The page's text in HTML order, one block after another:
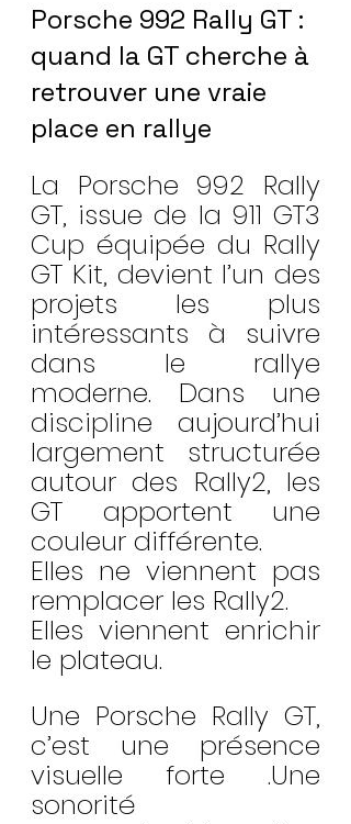
Porsche 992 Rally GT :
quand la GT cherche à
retrouver une vraie
place en rallye
La Porsche 992 Rally
GT, issue de la 911 GT3
Cup équipée du Rally
GT Kit, devient l’un des
projets les plus
intéressants à suivre
dans le rallye
moderne. Dans une
discipline aujourd’hui
largement structurée
autour des Rally2, les
GT apportent une
couleur différente.
Elles ne viennent pas
remplacer les Rally2.
Elles viennent enrichir
le plateau.
Une Porsche Rally GT,
c’est une présence
visuelle forte .Une
sonorité